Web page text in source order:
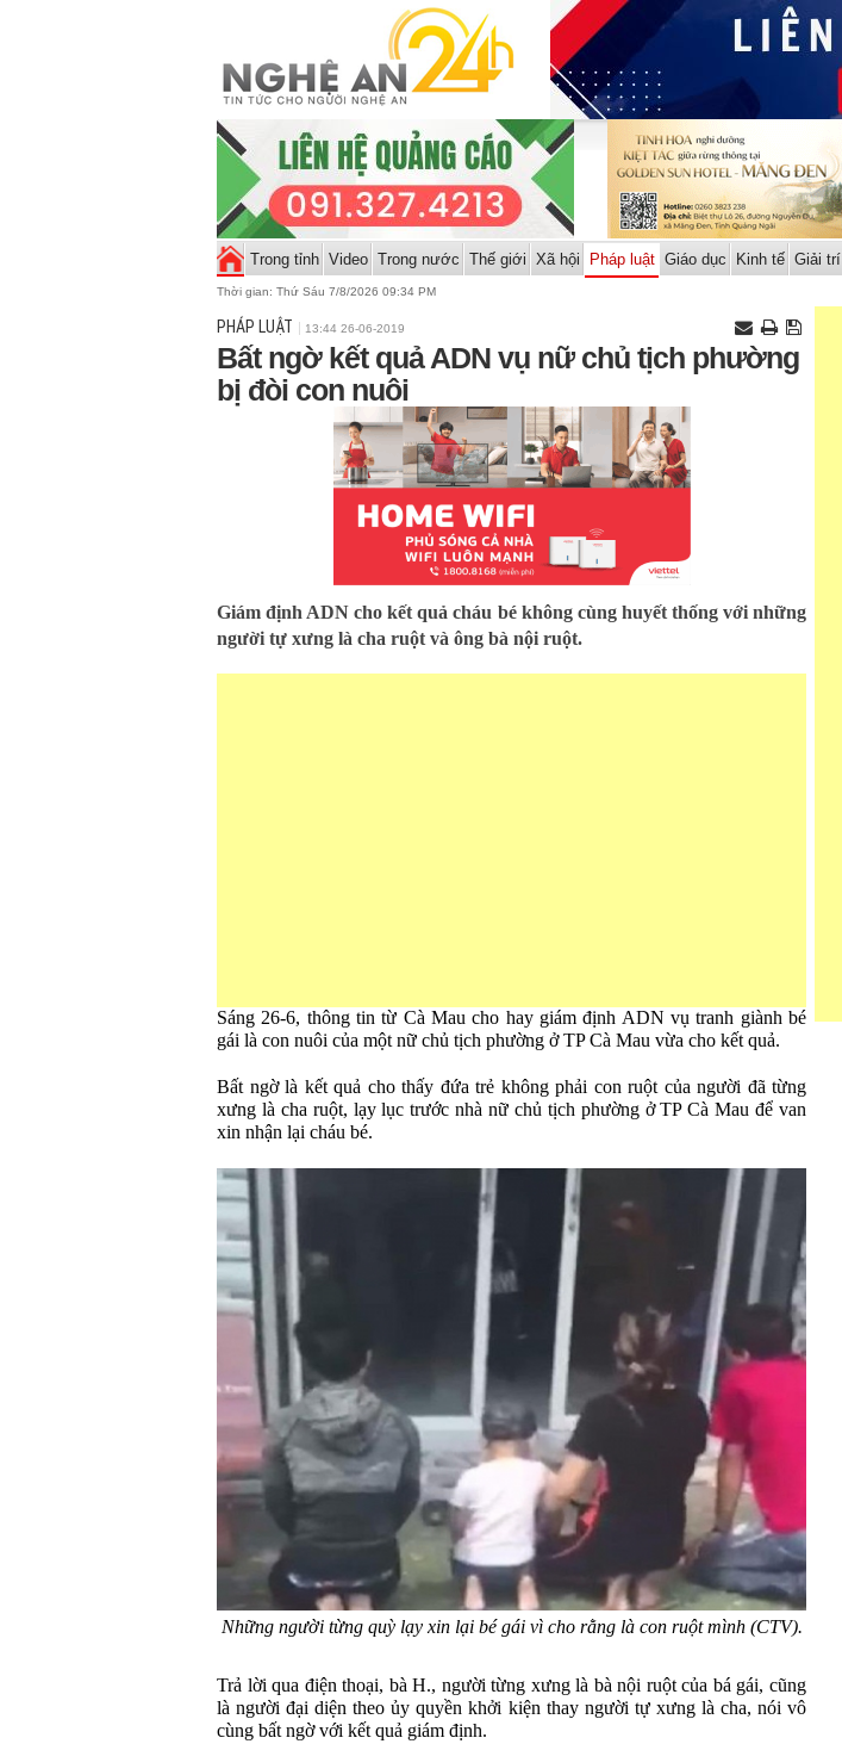
Trong tỉnh Video Trong nước Thế giới Xã hội Pháp luật Giáo dục Kinh tế Giải trí
Thời gian: Thứ Sáu 7/8/2026 09:34 PM
PHÁP LUẬT 13:44 26-06-2019
Bất ngờ kết quả ADN vụ nữ chủ tịch phường
bị đòi con nuôi
Giám định ADN cho kết quả cháu bé không cùng huyết thống với những
người tự xưng là cha ruột và ông bà nội ruột.
Sáng 26-6, thông tin từ Cà Mau cho hay giám định ADN vụ tranh giành bé
gái là con nuôi của một nữ chủ tịch phường ở TP Cà Mau vừa cho kết quả.
Bất ngờ là kết quả cho thấy đứa trẻ không phải con ruột của người đã từng
xưng là cha ruột, lạy lục trước nhà nữ chủ tịch phường ở TP Cà Mau để van
xin nhận lại cháu bé.
Những người từng quỳ lạy xin lại bé gái vì cho rằng là con ruột mình (CTV).
Trả lời qua điện thoại, bà H., người từng xưng là bà nội ruột của bá gái, cũng
là người đại diện theo ủy quyền khởi kiện thay người tự xưng là cha, nói vô
cùng bất ngờ với kết quả giám định.